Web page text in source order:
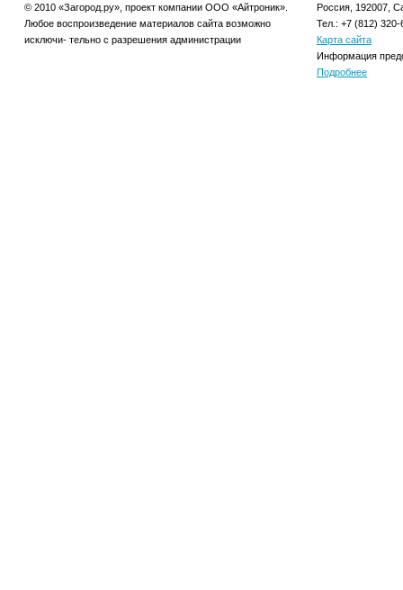
© 2010 «Загород.ру», проект компании ООО «Айтроник».
Любое воспроизведение материалов сайта возможно
исключи- тельно с разрешения администрации
Россия, 192007,
Тел.: +7 (812) 320-
Карта сайта
Информация
Подробнее